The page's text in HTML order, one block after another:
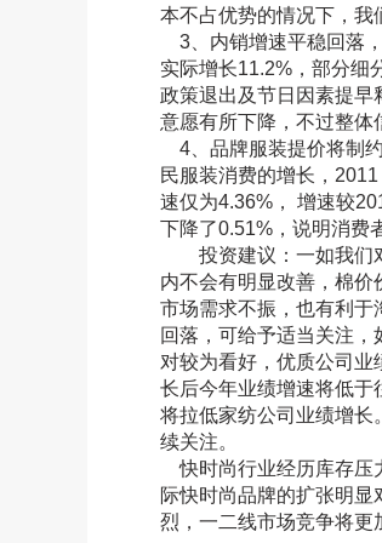
本不占优势的情况下，我
3、内销增速平稳回落
实际增长11.2%，部分细
政策退出及节日因素提早
意愿有所下降，不过整体
4、品牌服装提价将制
民服装消费的增长，
速仅为4.36%， 增速较
下降了0.51%，说明消费
投资建议：一如我们对
内不会有明显改善，棉
市场需求不振，也有利于
回落，可给予适当关注
对较为看好，优质公司
长后今年业绩增速将低于
将拉低家纺公司业绩增长
续关注。
快时尚行业经历库存压
际快时尚品牌的扩张明
烈，一二线市场竞争将更